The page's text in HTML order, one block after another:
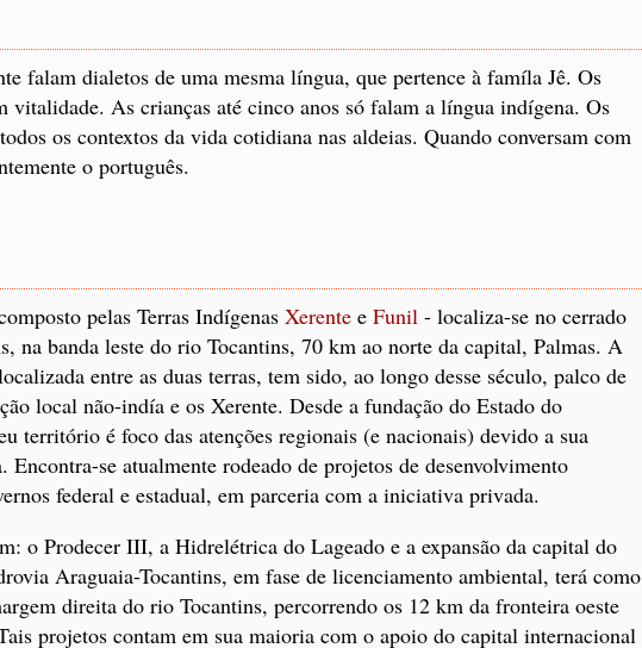
falam dialetos de uma mesma língua, que pertence à famíla Jê. Os
vitalidade. As crianças até cinco anos só falam a língua indígena. Os
os contextos da vida cotidiana nas aldeias. Quando conversam com
o português.
pelas Terras Indígenas Xerentee Funil- localiza-se no cerrado
na banda leste do rio Tocantins, 70 km ao norte da capital, Palmas. A
entre as duas terras, tem sido, ao longo desse século, palco de
local não-indía e os Xerente. Desde a fundação do Estado do
território é foco das atenções regionais (e nacionais) devido a sua
Encontra-se atualmente rodeado de projetos de desenvolvimento
federal e estadual, em parceria com a iniciativa privada.
o Prodecer III, a Hidrelétrica do Lageado e a expansão da capital do
Araguaia-Tocantins, em fase de licenciamento ambiental, terá como
direita do rio Tocantins, percorrendo os 12 km da fronteira oeste
projetos contam em sua maioria com o apoio do capital internacional